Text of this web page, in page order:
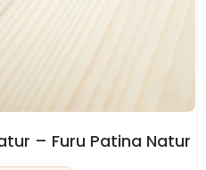
– Furu Patina Natur